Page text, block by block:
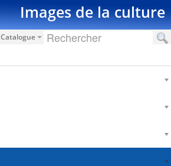
Images de la culture
Catalogue